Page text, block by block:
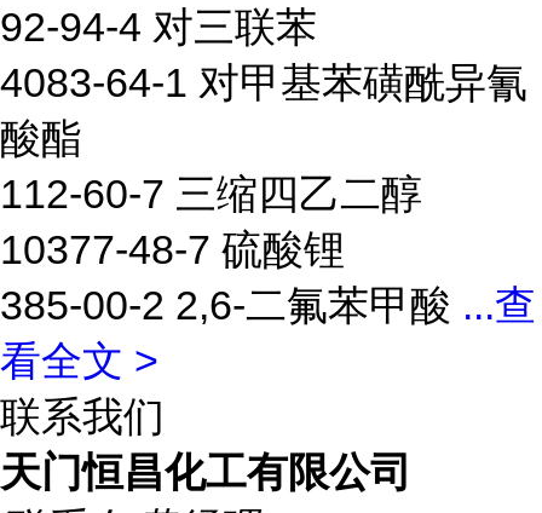
92-94-4 对三联苯
4083-64-1 对甲基苯磺酰异氰
酸酯
112-60-7 三缩四乙二醇
10377-48-7 硫酸锂
385-00-2 2,6-二氟苯甲酸 ...查
看全文 >
联系我们
天门恒昌化工有限公司